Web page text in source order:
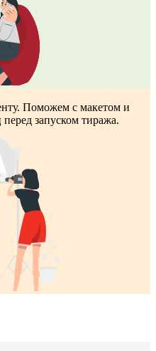
Поможем с макетом и
запуском тиража.